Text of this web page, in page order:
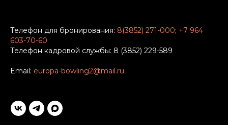
Телефон для бронирования: 8(3852) 271-000; +7 964
603-70-60
Телефон кадровой службы: 8 (3852) 229-589
Email: europa-bowling2@mail.ru